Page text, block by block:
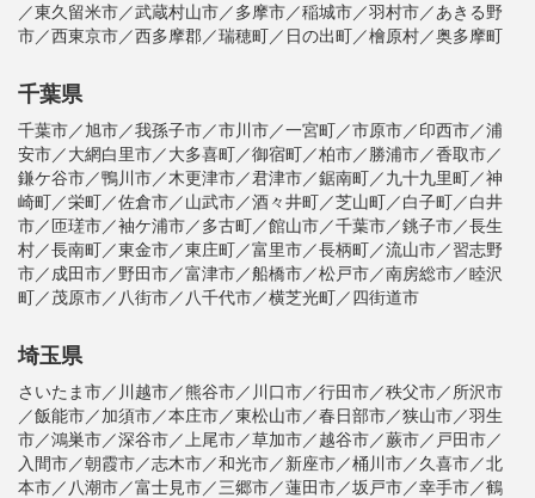
／東久留米市／武蔵村山市／多摩市／稲城市／羽村市／あきる野
市／西東京市／西多摩郡／瑞穂町／日の出町／檜原村／奥多摩町
千葉県
千葉市／旭市／我孫子市／市川市／一宮町／市原市／印西市／浦
安市／大網白里市／大多喜町／御宿町／柏市／勝浦市／香取市／
鎌ケ谷市／鴨川市／木更津市／君津市／鋸南町／九十九里町／神
崎町／栄町／佐倉市／山武市／酒々井町／芝山町／白子町／白井
市／匝瑳市／袖ケ浦市／多古町／館山市／千葉市／銚子市／長生
村／長南町／東金市／東庄町／富里市／長柄町／流山市／習志野
市／成田市／野田市／富津市／船橋市／松戸市／南房総市／睦沢
町／茂原市／八街市／八千代市／横芝光町／四街道市
埼玉県
さいたま市／川越市／熊谷市／川口市／行田市／秩父市／所沢市
／飯能市／加須市／本庄市／東松山市／春日部市／狭山市／羽生
市／鴻巣市／深谷市／上尾市／草加市／越谷市／蕨市／戸田市／
入間市／朝霞市／志木市／和光市／新座市／桶川市／久喜市／北
本市／八潮市／富士見市／三郷市／蓮田市／坂戸市／幸手市／鶴